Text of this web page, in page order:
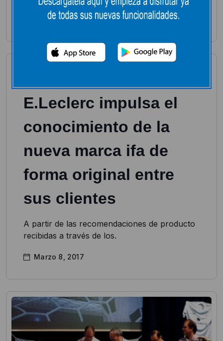
Febrero 2, 2018
E.Leclerc impulsa el
conocimiento de la
nueva marca ifa de
forma original entre
sus clientes
A partir de las recomendaciones de producto
recibidas a través de los.
Marzo 8, 2017